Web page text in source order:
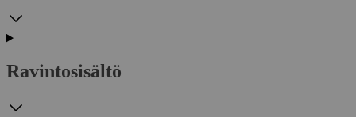
Ravintosisältö